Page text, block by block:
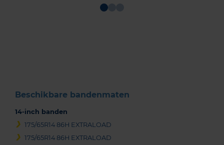
Beschikbare bandenmaten
14-inch banden
175/65R14 86H EXTRALOAD
175/65R14 86H EXTRALOAD